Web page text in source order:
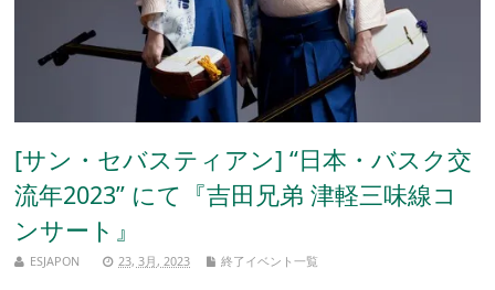
[サン・セバスティアン] “日本・バスク交
流年2023” にて『吉田兄弟 津軽三味線コ
ンサート』
ESJAPON 23, 3月, 2023 終了イベント一覧